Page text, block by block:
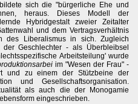
sich die "bürgerliche Ehe und
heraus. Dieses Modell der
Hybridgestalt zweier Zeitalter
und dem Vertragsverhältnis
Liberalismus in sich. Zugleich
Geschlechter - als Überbleibsel
Arbeitsteilung' wurde
im "Wesen der Frau" -
und zu einem der Stützbeine der
und Gesellschaftsorganisation.
als auch die der Monogamie
eingeschrieben.